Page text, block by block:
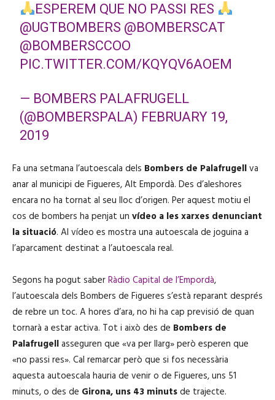
ESPEREM QUE NO PASSI RES
@UGTBOMBERS @BOMBERSCAT
@BOMBERSCCOO
PIC.TWITTER.COM/KQYQV6AOEM
— BOMBERS PALAFRUGELL
(@BOMBERSPALA) FEBRUARY 19,
2019
Fa una setmana l’autoescala dels Bombers de Palafrugellva
anar al municipi de Figueres, Alt Empordà. Des d’aleshores
encara no ha tornat al seu lloc d’origen. Per aquest motiu el
cos de bombers ha penjat un vídeo a les xarxes denunciant
la situació. Al vídeo es mostra una autoescala de joguina a
l’aparcament destinat a l’autoescala real.
Segons ha pogut saberRàdio Capital de l’Empordà,
l’autoescala dels Bombers de Figueres s’està reparant després
de rebre un toc. A hores d’ara, no hi ha cap previsió de quan
tornarà a estar activa. Tot i això des de Bombers de
Palafrugellasseguren que «va per llarg» però esperen que
«no passi res». Cal remarcar però que si fos necessària
aquesta autoescala hauria de venir o de Figueres, uns 51
minuts, o des de Girona, uns 43 minutsde trajecte.